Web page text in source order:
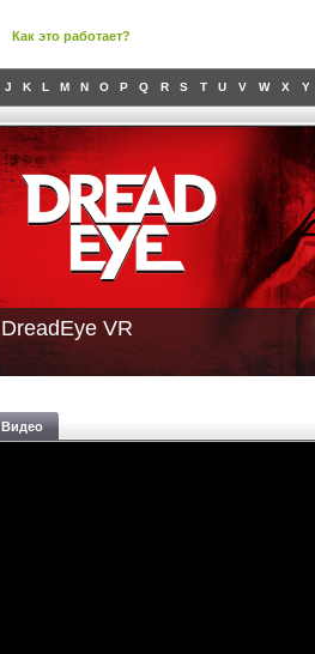
Как это работает?
J K L M N O P Q R S T U V W X Y
DreadEye VR
Видео